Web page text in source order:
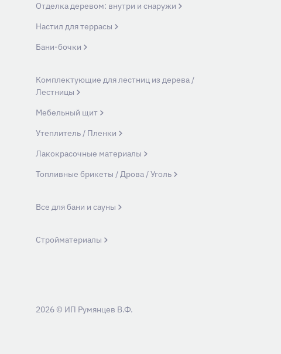
Отделка деревом: внутри и снаружи
Настил для террасы
Бани-бочки
Комплектующие для лестниц из дерева /
Лестницы
Мебельный щит
Утеплитель / Пленки
Лакокрасочные материалы
Топливные брикеты / Дрова / Уголь
Все для бани и сауны
Стройматериалы
2026 © ИП Румянцев В.Ф.